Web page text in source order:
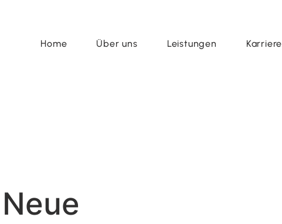
Home Über uns Leistungen Karriere